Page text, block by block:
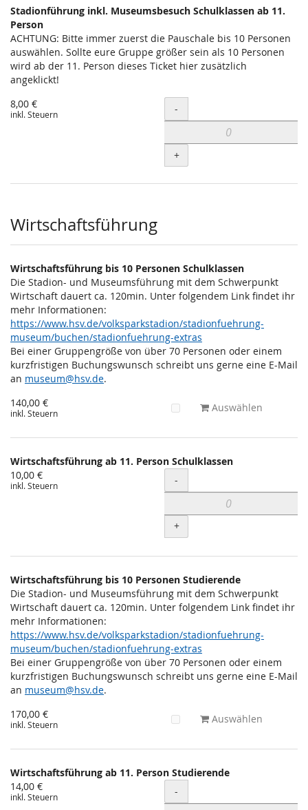
Stadionführung inkl. Museumsbesuch Schulklassen ab 11.
Person
ACHTUNG: Bitte immer zuerst die Pauschale bis 10 Personen
auswählen. Sollte eure Gruppe größer sein als 10 Personen
wird ab der 11. Person dieses Ticket hier zusätzlich
angeklickt!
8,00 €
inkl. Steuern Menge
-
+
Wirtschaftsführung
Wirtschaftsführung bis 10 Personen Schulklassen
Die Stadion- und Museumsführung mit dem Schwerpunkt
Wirtschaft dauert ca. 120min. Unter folgendem Link findet ihr
mehr Informationen:
https://www.hsv.de/volksparkstadion/stadionfuehrung-
museum/buchen/stadionfuehrung-extras
Bei einer Gruppengröße von über 70 Personen oder einem
kurzfristigen Buchungswunsch schreibt uns gerne eine E-Mail
an museum@hsv.de.
140,00 €
inkl. Steuern Auswählen
Wirtschaftsführung ab 11. Person Schulklassen
10,00 €
inkl. Steuern Menge
-
+
Wirtschaftsführung bis 10 Personen Studierende
Die Stadion- und Museumsführung mit dem Schwerpunkt
Wirtschaft dauert ca. 120min. Unter folgendem Link findet ihr
mehr Informationen:
https://www.hsv.de/volksparkstadion/stadionfuehrung-
museum/buchen/stadionfuehrung-extras
Bei einer Gruppengröße von über 70 Personen oder einem
kurzfristigen Buchungswunsch schreibt uns gerne eine E-Mail
an museum@hsv.de.
170,00 €
inkl. Steuern Auswählen
Wirtschaftsführung ab 11. Person Studierende
14,00 €
inkl. Steuern Menge
-